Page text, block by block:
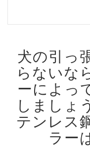
犬の引っ
らないな
ーによっ
しましょ
テンレス
ラー